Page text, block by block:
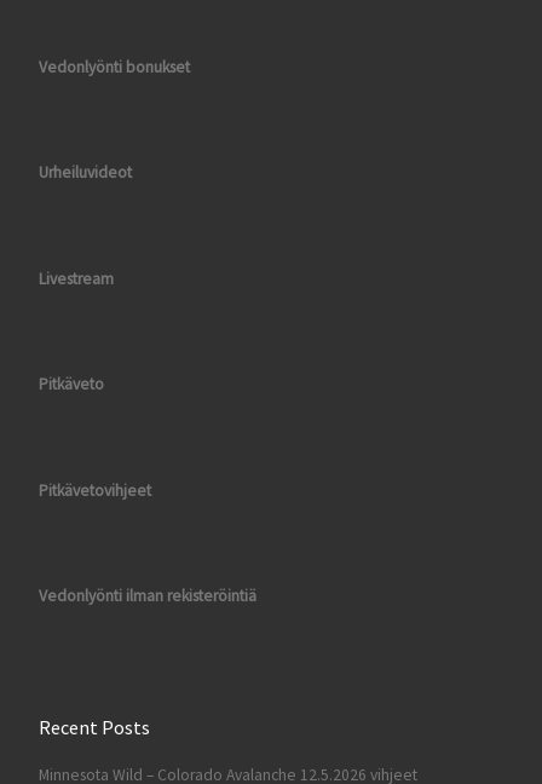
Vedonlyönti bonukset
Urheiluvideot
Livestream
Pitkäveto
Pitkävetovihjeet
Vedonlyönti ilman rekisteröintiä
Recent Posts
Minnesota Wild – Colorado Avalanche 12.5.2026 vihjeet